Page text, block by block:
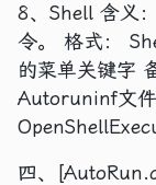
8、Shell 含义
令。 格式：
的菜单关键字
Autoruninf文件
四、